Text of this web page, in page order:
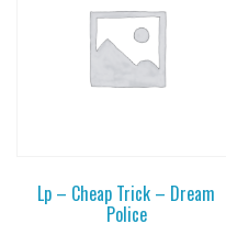
Lp – Cheap Trick – Dream
Police